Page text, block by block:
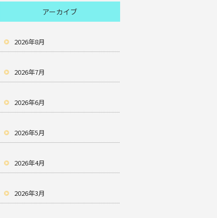
アーカイブ
2026年8月
2026年7月
2026年6月
2026年5月
2026年4月
2026年3月